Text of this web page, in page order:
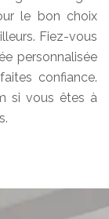
le bon choix
Fiez-vous
personnalisée
confiance.
si vous êtes à